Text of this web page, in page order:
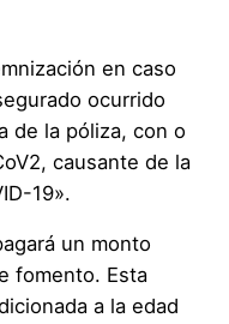
en caso
ocurrido
de la póliza, con o
causante de la
19».
un monto
fomento. Esta
a la edad